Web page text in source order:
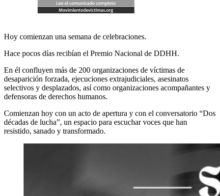
Hoy comienzan una semana de celebraciones.
Hace pocos días recibían el Premio Nacional de DDHH.
En él confluyen más de 200 organizaciones de víctimas de
desaparición forzada, ejecuciones extrajudiciales, asesinatos
selectivos y desplazados, así como organizaciones acompañantes y
defensoras de derechos humanos.
Comienzan hoy con un acto de apertura y con el conversatorio “Dos
décadas de lucha”, un espacio para escuchar voces que han
resistido, sanado y transformado.